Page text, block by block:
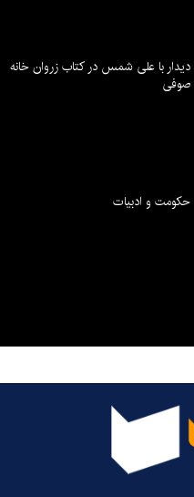
دیدار با علی شمس در کتاب زروان خانه
صوفی
حکومت و ادبیات